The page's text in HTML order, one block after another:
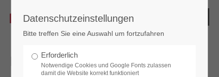
Keine Verkabelung
Datenschutzeinstellungen
Bitte treffen Sie eine Auswahl um fortzufahren
Erforderlich
Notwendige Cookies und Google Fonts zulassen
damit die Website korrekt funktioniert